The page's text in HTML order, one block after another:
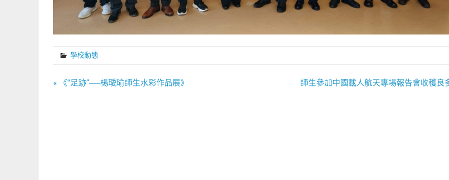
學校動態
文
« 《“足跡”──楊璦瑜師生水彩作品展》 師生參加中國載人航天專場報告會收穫良